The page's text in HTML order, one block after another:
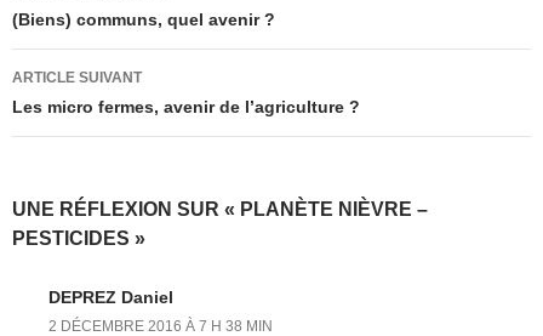
des
articles
(Biens) communs, quel avenir ?
ARTICLE SUIVANT
Les micro fermes, avenir de l’agriculture ?
UNE RÉFLEXION SUR « PLANÈTE NIÈVRE –
PESTICIDES »
DEPREZ Daniel
2 DÉCEMBRE 2016 À 7 H 38 MIN